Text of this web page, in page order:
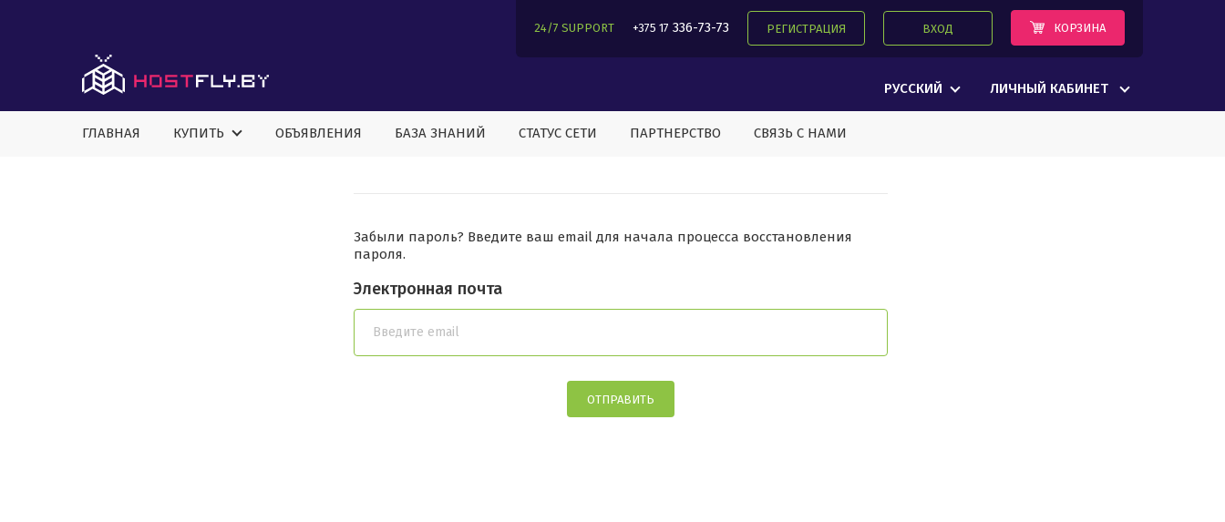
24/7 SUPPORT +375 17 336-73-73 РЕГИСТРАЦИЯ ВХОД КОРЗИНА
РУССКИЙ ЛИЧНЫЙ КАБИНЕТ
ГЛАВНАЯ КУПИТЬ ОБЪЯВЛЕНИЯ БАЗА ЗНАНИЙ СТАТУС СЕТИ ПАРТНЕРСТВО СВЯЗЬ С НАМИ
Забыли пароль? Введите ваш email для начала процесса восстановления
пароля.
Электронная почта
ОТПРАВИТЬ